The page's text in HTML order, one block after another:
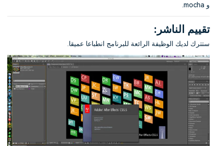
و mocha.
تقييم الناشر:
ستترك لديك الوظيفة الرائعة للبرنامج انطباعا عميقا.